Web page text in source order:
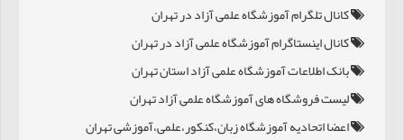
کانال تلگرام آموزشگاه علمی آزاد در تهران
کانال اینستاگرام آموزشگاه علمی آزاد در تهران
بانک اطلاعات آموزشگاه علمی آزاد استان تهران
لیست فروشگاه های آموزشگاه علمی آزاد تهران
اعضا اتحادیه آموزشگاه زبان،کنکور،علمی،آموزشی تهران